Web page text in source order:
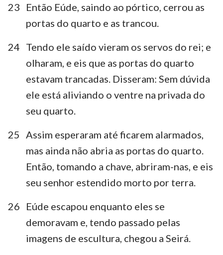
23
Então Eúde, saindo ao pórtico, cerrou as
portas do quarto e as trancou.
24 Tendo ele saído vieram os servos do rei; e
olharam, e eis que as portas do quarto
estavam trancadas. Disseram: Sem dúvida
ele está aliviando o ventre na privada do
seu quarto.
25
Assim esperaram até ficarem alarmados,
mas ainda não abria as portas do quarto.
Então, tomando a chave, abriram-nas, e eis
seu senhor estendido morto por terra.
26
Eúde escapou enquanto eles se
demoravam e, tendo passado pelas
imagens de escultura, chegou a Seirá.